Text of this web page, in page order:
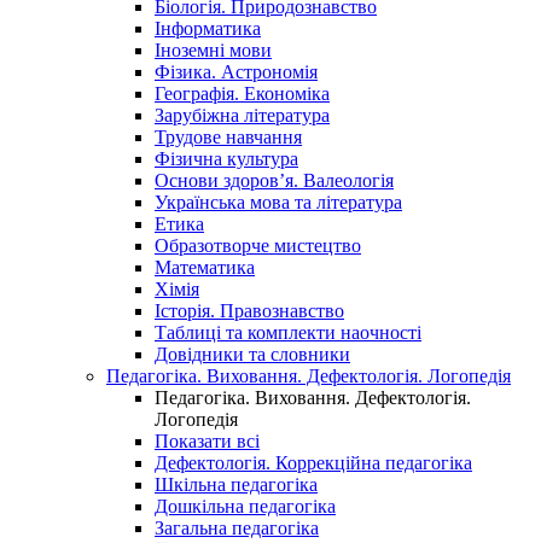
Біологія. Природознавство
Інформатика
Іноземні мови
Фізика. Астрономія
Географія. Економіка
Зарубіжна література
Трудове навчання
Фізична культура
Основи здоров’я. Валеологія
Українська мова та література
Етика
Образотворче мистецтво
Математика
Хімія
Історія. Правознавство
Таблиці та комплекти наочності
Довідники та словники
Педагогіка. Виховання. Дефектологія. Логопедія
Педагогіка. Виховання. Дефектологія.
Логопедія
Показати всі
Дефектологія. Коррекційна педагогіка
Шкільна педагогіка
Дошкільна педагогіка
Загальна педагогіка